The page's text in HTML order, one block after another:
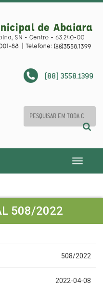
(88) 3558.1399
Toggle
508/2022
508/2022
2022-04-08